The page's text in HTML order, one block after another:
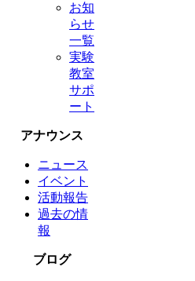
お知
らせ
一覧
実験
教室
サポ
ート
アナウンス
ニュース
イベント
活動報告
過去の情
報
ブログ